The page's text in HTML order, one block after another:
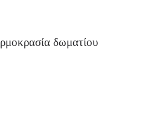
δωματίου